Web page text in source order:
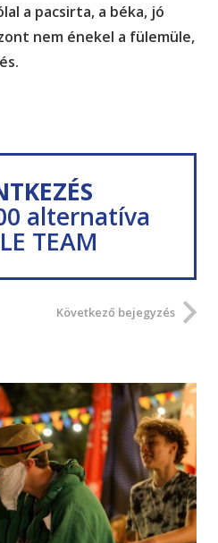
a pacsirta, a béka, jó
nem énekel a fülemüle,
alternatíva
TEAM
Következő bejegyzés